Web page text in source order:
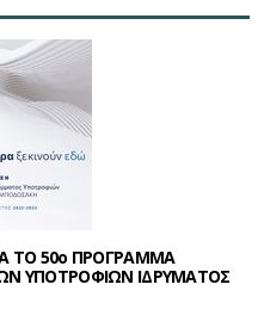
ΤΟ 50ο ΠΡΟΓΡΑΜΜΑ
ΥΠΟΤΡΟΦΙΩΝ ΙΔΡΥΜΑΤΟΣ